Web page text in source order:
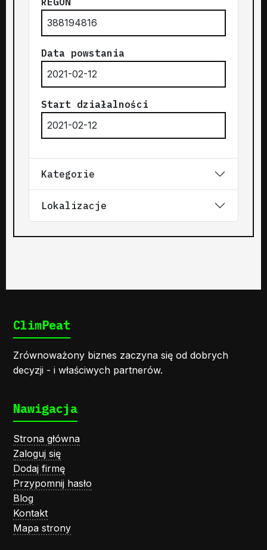
388194816
Data powstania
2021-02-12
Start działalności
2021-02-12
Kategorie
Lokalizacje
ClimPeat
Zrównoważony biznes zaczyna się od dobrych
decyzji - i właściwych partnerów.
Nawigacja
Strona główna
Zaloguj się
Dodaj firmę
Przypomnij hasło
Blog
Kontakt
Mapa strony